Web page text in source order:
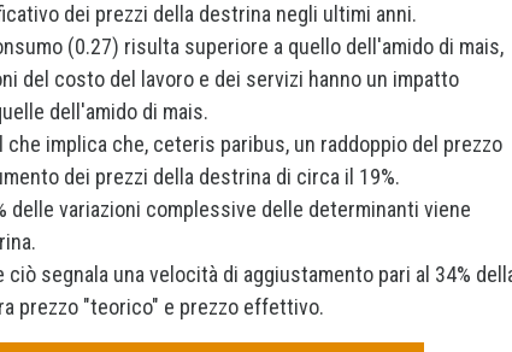
dei prezzi della destrina negli ultimi anni.
(0.27) risulta superiore a quello dell'amido di mais,
del costo del lavoro e dei servizi hanno un impatto
dell'amido di mais.
implica che, ceteris paribus, un raddoppio del prezzo
dei prezzi della destrina di circa il 19%.
delle variazioni complessive delle determinanti viene
segnala una velocità di aggiustamento pari al 34%
prezzo "teorico" e prezzo effettivo.